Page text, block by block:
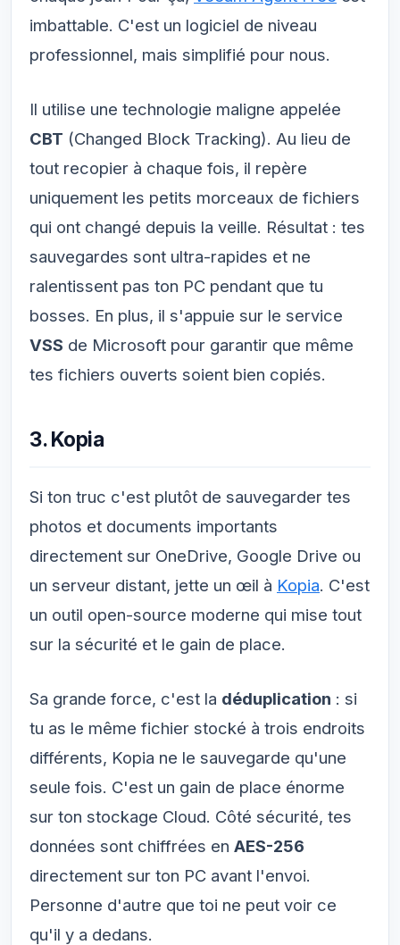
imbattable. C'est un logiciel de niveau
professionnel, mais simplifié pour nous.
Il utilise une technologie maligne appelée
CBT (Changed Block Tracking). Au lieu de
tout recopier à chaque fois, il repère
uniquement les petits morceaux de fichiers
qui ont changé depuis la veille. Résultat : tes
sauvegardes sont ultra-rapides et ne
ralentissent pas ton PC pendant que tu
bosses. En plus, il s'appuie sur le service
VSS de Microsoft pour garantir que même
tes fichiers ouverts soient bien copiés.
3. Kopia
Si ton truc c'est plutôt de sauvegarder tes
photos et documents importants
directement sur OneDrive, Google Drive ou
un serveur distant, jette un œil à Kopia. C'est
un outil open-source moderne qui mise tout
sur la sécurité et le gain de place.
Sa grande force, c'est la déduplication : si
tu as le même fichier stocké à trois endroits
différents, Kopia ne le sauvegarde qu'une
seule fois. C'est un gain de place énorme
sur ton stockage Cloud. Côté sécurité, tes
données sont chiffrées en AES-256
directement sur ton PC avant l'envoi.
Personne d'autre que toi ne peut voir ce
qu'il y a dedans.